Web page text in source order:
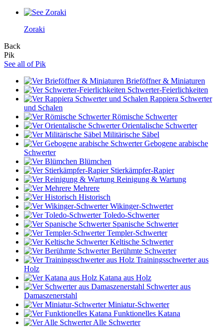
Zoraki
Back
Pik
See all of Pik
Brieföffner & Miniaturen
Schwerter-Feierlichkeiten
Rappiera Schwerter
und Schalen
Römische Schwerter
Orientalische Schwerter
Militärische Säbel
Gebogene arabische
Schwerter
Blümchen
Stierkämpfer-Rapier
Reinigung & Wartung
Mehrere
Historisch
Wikinger-Schwerter
Toledo-Schwerter
Spanische Schwerter
Templer-Schwerter
Keltische Schwerter
Berühmte Schwerter
Trainingsschwerter aus
Holz
Katana aus Holz
Schwerter aus
Damaszenerstahl
Miniatur-Schwerter
Funktionelles Katana
Alle Schwerter